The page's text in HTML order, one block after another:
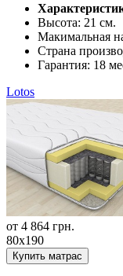
Высота: 21 см.
Макимальная
Страна
Гарантия: 18
Lotos
от 4 864 грн.
80x190
Купить матрас